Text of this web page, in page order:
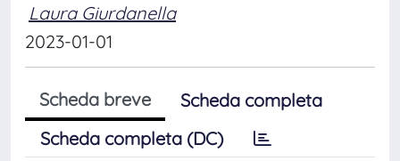
Laura Giurdanella
2023-01-01
Scheda breve
Scheda completa
Scheda completa (DC)